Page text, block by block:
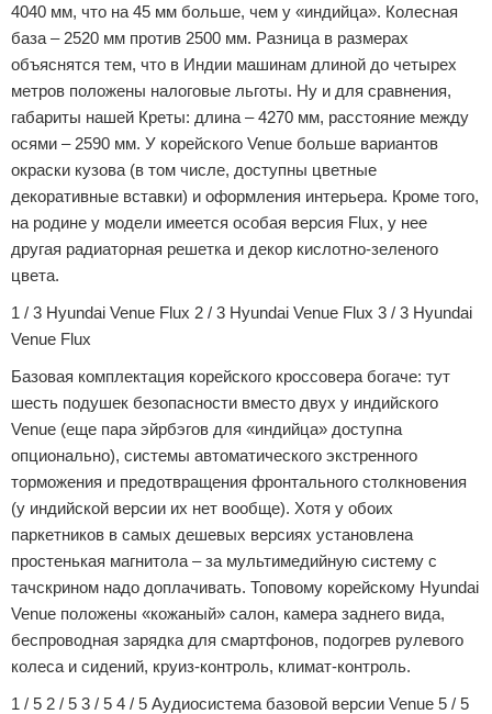
4040 мм, что на 45 мм больше, чем у «индийца». Колесная
база – 2520 мм против 2500 мм. Разница в размерах
объяснятся тем, что в Индии машинам длиной до четырех
метров положены налоговые льготы. Ну и для сравнения,
габариты нашей Креты: длина – 4270 мм, расстояние между
осями – 2590 мм. У корейского Venue больше вариантов
окраски кузова (в том числе, доступны цветные
декоративные вставки) и оформления интерьера. Кроме того,
на родине у модели имеется особая версия Flux, у нее
другая радиаторная решетка и декор кислотно-зеленого
цвета.
1 / 3 Hyundai Venue Flux 2 / 3 Hyundai Venue Flux 3 / 3 Hyundai
Venue Flux
Базовая комплектация корейского кроссовера богаче: тут
шесть подушек безопасности вместо двух у индийского
Venue (еще пара эйрбэгов для «индийца» доступна
опционально), системы автоматического экстренного
торможения и предотвращения фронтального столкновения
(у индийской версии их нет вообще). Хотя у обоих
паркетников в самых дешевых версиях установлена
простенькая магнитола – за мультимедийную систему с
тачскрином надо доплачивать. Топовому корейскому Hyundai
Venue положены «кожаный» салон, камера заднего вида,
беспроводная зарядка для смартфонов, подогрев рулевого
колеса и сидений, круиз-контроль, климат-контроль.
1 / 5 2 / 5 3 / 5 4 / 5 Аудиосистема базовой версии Venue 5 / 5